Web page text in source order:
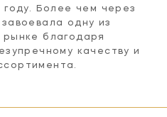
Более чем через
одну из
благодаря
качеству и